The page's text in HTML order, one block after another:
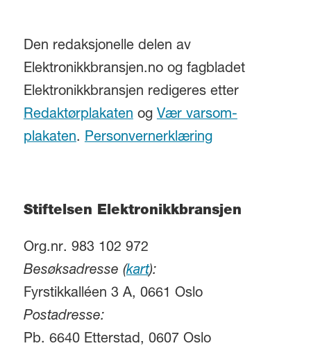
Den redaksjonelle delen av
Elektronikkbransjen.no og fagbladet
Elektronikkbransjen redigeres etter
Redaktørplakaten og Vær varsom-
plakaten. Personvernerklæring
Stiftelsen Elektronikkbransjen
Org.nr. 983 102 972
Besøksadresse (kart):
Fyrstikkalléen 3 A, 0661 Oslo
Postadresse:
Pb. 6640 Etterstad, 0607 Oslo